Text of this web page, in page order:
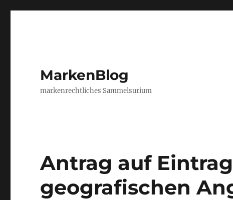
MarkenBlog
markenrechtliches Sammelsurium
Antrag auf
geografischen